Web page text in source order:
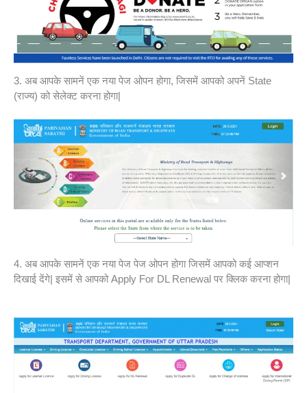
3. अब आपके सामनें एक नया पेज ओपन होगा, जिसमें आपको अपनें State
(राज्य) को सेलेक्ट करना होगा|
4. अब आपके सामनें एक नया पेज पेज ओपन होगा जिसमें आपको कई आप्शन
दिखाई देंगे| इसमें से आपको Apply For DL Renewal पर क्लिक करना होगा|